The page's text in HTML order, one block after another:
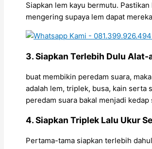
Siapkan lem kayu bermutu.
mengering supaya lem dapat
3. Siapkan Terlebih Dulu Alat-
buat membikin peredam suara,
adalah lem, triplek, busa, kain serta
peredam suara bakal menjadi kedap
4. Siapkan Triplek Lalu Ukur
Pertama-tama siapkan terlebih